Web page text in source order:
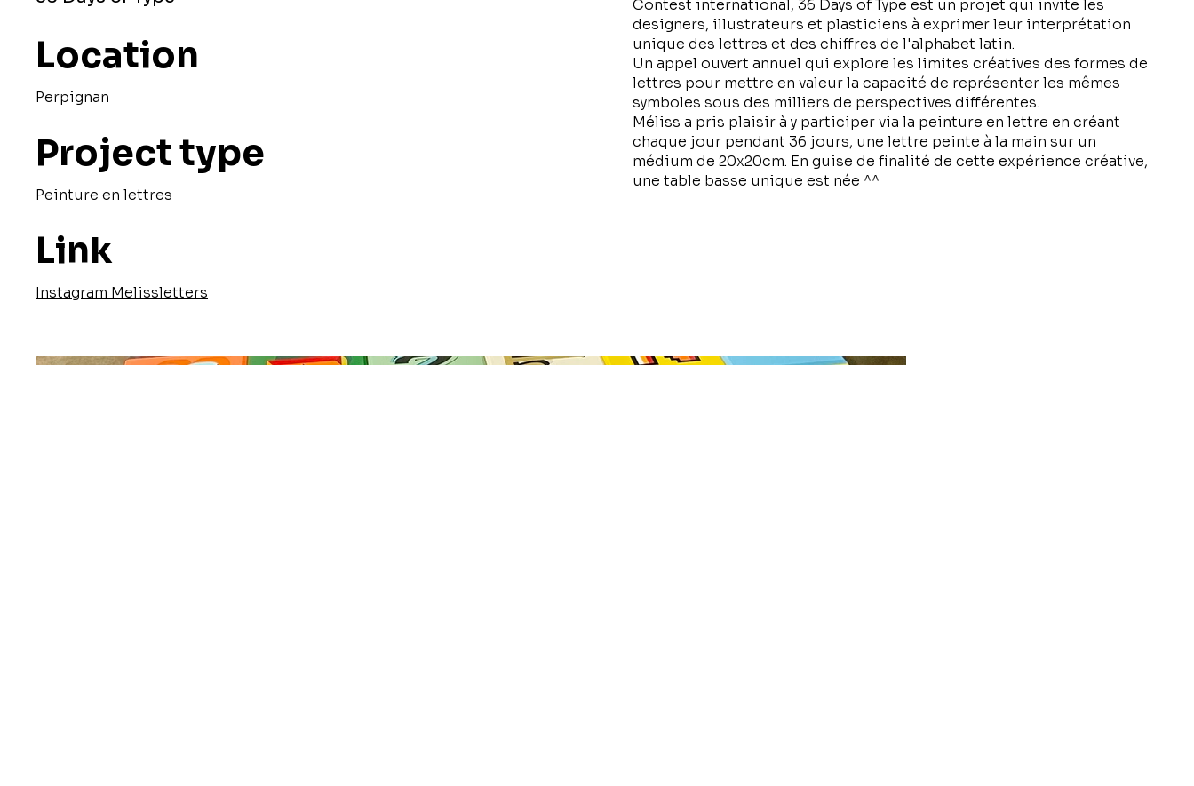
Location
Perpignan
Project type
Peinture en lettres
Link
Instagram Melissletters
Contest international, 36 Days of Type est un projet qui invite les
designers, illustrateurs et plasticiens à exprimer leur interprétation
unique des lettres et des chiffres de l'alphabet latin.
Un appel ouvert annuel qui explore les limites créatives des formes de
lettres pour mettre en valeur la capacité de représenter les mêmes
symboles sous des milliers de perspectives différentes.
Méliss a pris plaisir à y participer via la peinture en lettre en créant
chaque jour pendant 36 jours, une lettre peinte à la main sur un
médium de 20x20cm. En guise de finalité de cette expérience créative,
une table basse unique est née ^^